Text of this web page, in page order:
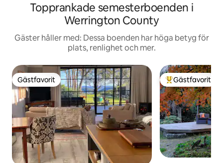
Topprankade semesterboenden i
Werrington County
Gäster håller med: Dessa boenden har höga betyg för
plats, renlighet och mer.
Gästfavorit
Gästfavorit Populär
Gästfavorit